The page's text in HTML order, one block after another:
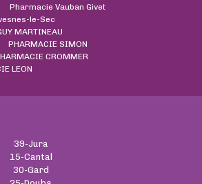
Pharmacie Vauban Givet
le-Sec
MARTINEAU
PHARMACIE SIMON
CROMMER
LEON
39-Jura
15-Cantal
30-Gard